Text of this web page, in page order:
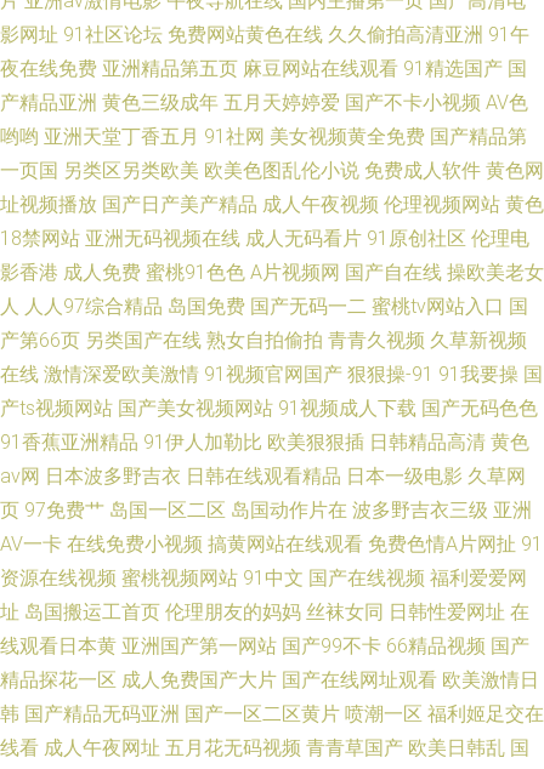
影网址 91社区论坛 免费网站黄色在线 久久偷拍高清亚洲 91午
夜在线免费 亚洲精品第五页 麻豆网站在线观看 91精选国产 国
产精品亚洲 黄色三级成年 五月天婷婷爱 国产不卡小视频 AV色
哟哟 亚洲天堂丁香五月 91社网 美女视频黄全免费 国产精品第
一页国 另类区另类欧美 欧美色图乱伦小说 免费成人软件 黄色网
址视频播放 国产日产美产精品 成人午夜视频 伦理视频网站 黄色
18禁网站 亚洲无码视频在线 成人无码看片 91原创社区 伦理电
影香港 成人免费 蜜桃91色色 A片视频网 国产自在线 操欧美老女
人 人人97综合精品 岛国免费 国产无码一二 蜜桃tv网站入口 国
产第66页 另类国产在线 熟女自拍偷拍 青青久视频 久草新视频
在线 激情深爱欧美激情 91视频官网国产 狠狠操-91 91我要操 国
产ts视频网站 国产美女视频网站 91视频成人下载 国产无码色色
91香蕉亚洲精品 91伊人加勒比 欧美狠狠插 日韩精品高清 黄色
av网 日本波多野吉衣 日韩在线观看精品 日本一级电影 久草网
页 97免费艹 岛国一区二区 岛国动作片在 波多野吉衣三级 亚洲
AV一卡 在线免费小视频 搞黄网站在线观看 免费色情A片网扯 91
资源在线视频 蜜桃视频网站 91中文 国产在线视频 福利爱爱网
址 岛国搬运工首页 伦理朋友的妈妈 丝袜女同 日韩性爱网址 在
线观看日本黄 亚洲国产第一网站 国产99不卡 66精品视频 国产
精品探花一区 成人免费国产大片 国产在线网址观看 欧美激情日
韩 国产精品无码亚洲 国产一区二区黄片 喷潮一区 福利姬足交在
线看 成人午夜网址 五月花无码视频 青青草国产 欧美日韩乱 国